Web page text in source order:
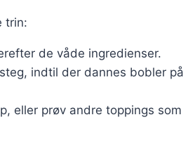
trin:
de våde ingredienser.
indtil der dannes bobler på
eller prøv andre toppings som